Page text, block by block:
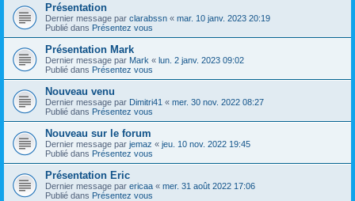
Présentation
Dernier message par clarabssn « mar. 10 janv. 2023 20:19
Publié dans Présentez vous
Présentation Mark
Dernier message par Mark « lun. 2 janv. 2023 09:02
Publié dans Présentez vous
Nouveau venu
Dernier message par Dimitri41 « mer. 30 nov. 2022 08:27
Publié dans Présentez vous
Nouveau sur le forum
Dernier message par jemaz « jeu. 10 nov. 2022 19:45
Publié dans Présentez vous
Présentation Eric
Dernier message par ericaa « mer. 31 août 2022 17:06
Publié dans Présentez vous